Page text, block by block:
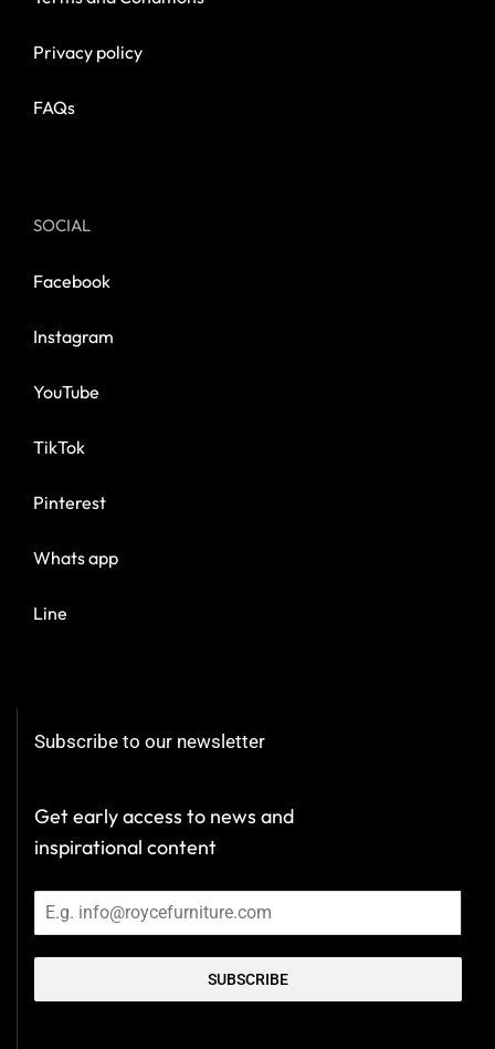
Privacy policy
FAQs
SOCIAL
Facebook
Instagram
YouTube
TikTok
Pinterest
Whats app
Line
Subscribe to our newsletter
Get early access to news and
inspirational content
SUBSCRIBE